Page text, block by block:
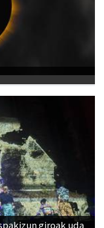
giroak uda